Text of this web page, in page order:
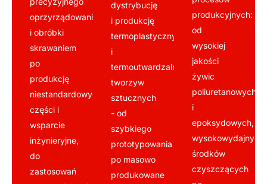
oprzyrządowania
i obróbki
skrawaniem
po
produkcję
niestandardowych
części i
wsparcie
inżynieryjne,
do
zastosowań
dystrybucję
i produkcję
termoplastycznych
i
termoutwardzalnych
tworzyw
sztucznych
- od
szybkiego
prototypowania
po masowo
produkowane
produkcyjnych:
od
wysokiej
jakości
żywic
poliuretanowych
i
epoksydowych,
wysokowydajnych
środków
czyszczących